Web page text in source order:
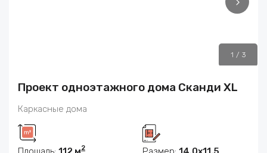
1 / 3
Проект одноэтажного дома Сканди XL
Каркасные дома
2